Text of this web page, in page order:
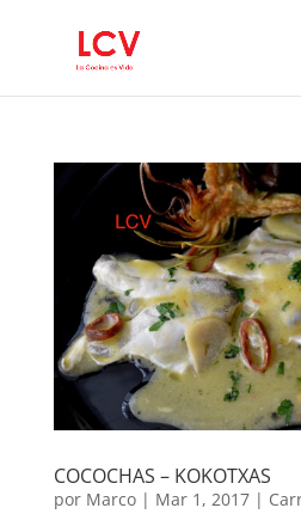
COCOCHAS – KOKOTXAS
por Marco| Mar 1, 2017|